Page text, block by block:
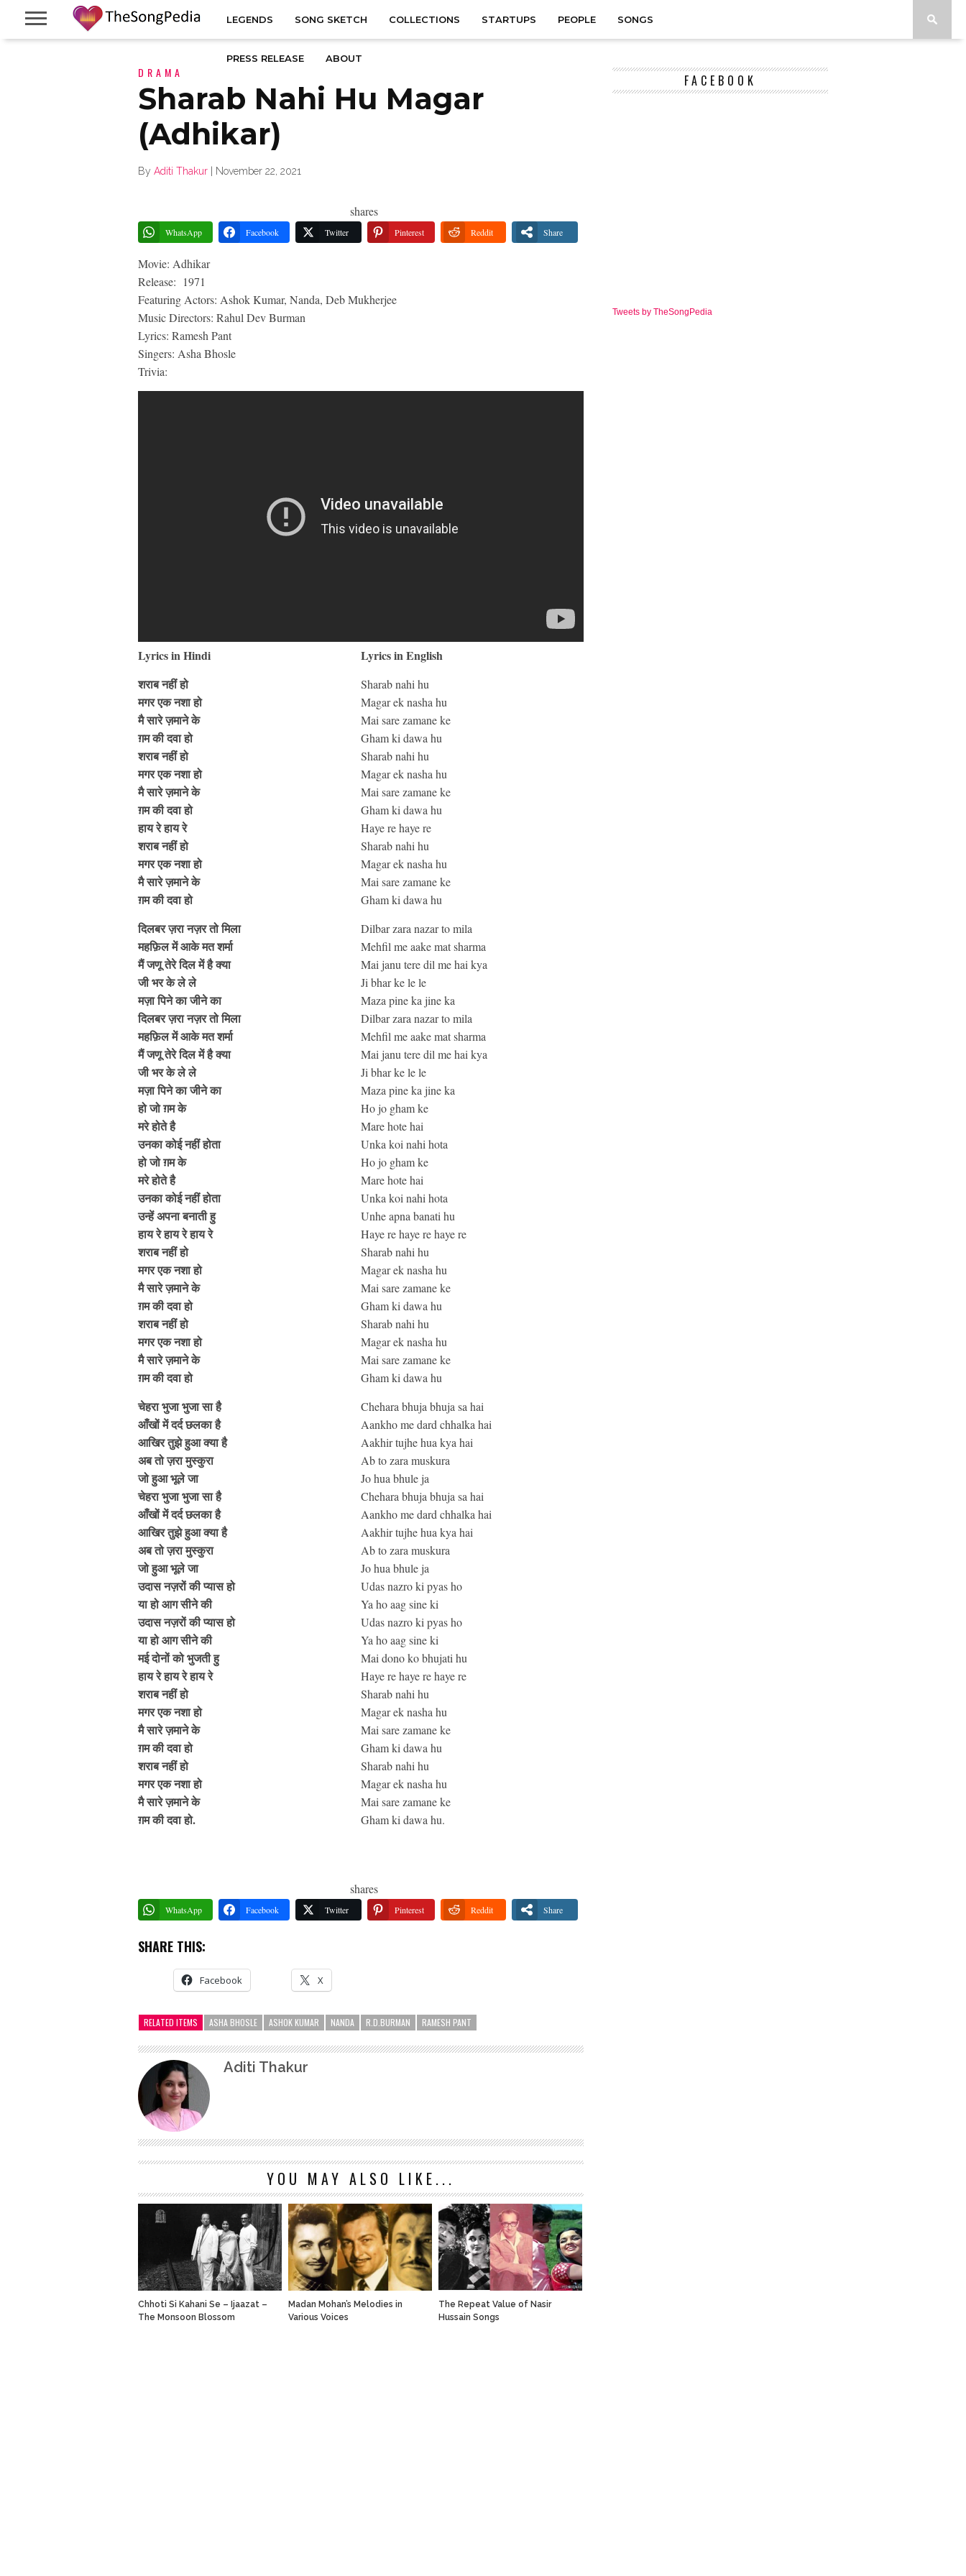
LEGENDS SONG SKETCH COLLECTIONS STARTUPS PEOPLE SONGS
PRESS RELEASE ABOUT
DRAMA
Sharab Nahi Hu Magar
(Adhikar)
By Aditi Thakur November 22, 2021
shares
WhatsApp Facebook Twitter Pinterest Reddit Share
Movie: Adhikar
Release: 1971
Featuring Actors: Ashok Kumar, Nanda, Deb Mukherjee
Music Directors: Rahul Dev Burman
Lyrics: Ramesh Pant
Singers: Asha Bhosle
Trivia:
Lyrics in Hindi
शराब नहीं हो
मगर एक नशा हो
मै सारे ज़माने के
ग़म की दवा हो
शराब नहीं हो
मगर एक नशा हो
मै सारे ज़माने के
ग़म की दवा हो
हाय रे हाय रे
शराब नहीं हो
मगर एक नशा हो
मै सारे ज़माने के
ग़म की दवा हो
दिलबर ज़रा नज़र तो मिला
महफ़िल में आके मत शर्मा
मैं जणू तेरे दिल में है क्या
जी भर के ले ले
मज़ा पिने का जीने का
दिलबर ज़रा नज़र तो मिला
महफ़िल में आके मत शर्मा
मैं जणू तेरे दिल में है क्या
जी भर के ले ले
मज़ा पिने का जीने का
हो जो ग़म के
मरे होते है
उनका कोई नहीं होता
हो जो ग़म के
मरे होते है
उनका कोई नहीं होता
उन्हें अपना बनाती हु
हाय रे हाय रे हाय रे
शराब नहीं हो
मगर एक नशा हो
मै सारे ज़माने के
ग़म की दवा हो
शराब नहीं हो
मगर एक नशा हो
मै सारे ज़माने के
ग़म की दवा हो
चेहरा भुजा भुजा सा है
आँखों में दर्द छलका है
आखिर तुझे हुआ क्या है
अब तो ज़रा मुस्कुरा
जो हुआ भूले जा
चेहरा भुजा भुजा सा है
आँखों में दर्द छलका है
आखिर तुझे हुआ क्या है
अब तो ज़रा मुस्कुरा
जो हुआ भूले जा
उदास नज़रों की प्यास हो
या हो आग सीने की
उदास नज़रों की प्यास हो
या हो आग सीने की
मई दोनों को भुजती हु
हाय रे हाय रे हाय रे
शराब नहीं हो
मगर एक नशा हो
मै सारे ज़माने के
ग़म की दवा हो
शराब नहीं हो
मगर एक नशा हो
मै सारे ज़माने के
ग़म की दवा हो.
Lyrics in English
Sharab nahi hu
Magar ek nasha hu
Mai sare zamane ke
Gham ki dawa hu
Sharab nahi hu
Magar ek nasha hu
Mai sare zamane ke
Gham ki dawa hu
Haye re haye re
Sharab nahi hu
Magar ek nasha hu
Mai sare zamane ke
Gham ki dawa hu
Dilbar zara nazar to mila
Mehfil me aake mat sharma
Mai janu tere dil me hai kya
Ji bhar ke le le
Maza pine ka jine ka
Dilbar zara nazar to mila
Mehfil me aake mat sharma
Mai janu tere dil me hai kya
Ji bhar ke le le
Maza pine ka jine ka
Ho jo gham ke
Mare hote hai
Unka koi nahi hota
Ho jo gham ke
Mare hote hai
Unka koi nahi hota
Unhe apna banati hu
Haye re haye re haye re
Sharab nahi hu
Magar ek nasha hu
Mai sare zamane ke
Gham ki dawa hu
Sharab nahi hu
Magar ek nasha hu
Mai sare zamane ke
Gham ki dawa hu
Chehara bhuja bhuja sa hai
Aankho me dard chhalka hai
Aakhir tujhe hua kya hai
Ab to zara muskura
Jo hua bhule ja
Chehara bhuja bhuja sa hai
Aankho me dard chhalka hai
Aakhir tujhe hua kya hai
Ab to zara muskura
Jo hua bhule ja
Udas nazro ki pyas ho
Ya ho aag sine ki
Udas nazro ki pyas ho
Ya ho aag sine ki
Mai dono ko bhujati hu
Haye re haye re haye re
Sharab nahi hu
Magar ek nasha hu
Mai sare zamane ke
Gham ki dawa hu
Sharab nahi hu
Magar ek nasha hu
Mai sare zamane ke
Gham ki dawa hu.
shares
WhatsApp Facebook Twitter Pinterest Reddit Share
SHARE THIS:
Facebook X
RELATED ITEMS ASHA BHOSLE ASHOK KUMAR NANDA R.D.BURMAN RAMESH PANT
Aditi Thakur
YOU MAY ALSO LIKE...
Chhoti Si Kahani Se – Ijaazat –
The Monsoon Blossom
Madan Mohan’s Melodies in
Various Voices
The Repeat Value of Nasir
Hussain Songs
FACEBOOK
Tweets by TheSongPedia